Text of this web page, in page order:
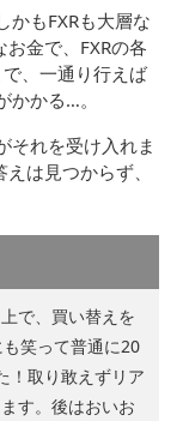
かもFXRも大層な
金で、FXRの各
、一通り行えば
かかる…。
それを受け入れま
は見つからず、
で、買い替えを
笑って普通に20
！ 取り敢えずリア
す。後はおいお